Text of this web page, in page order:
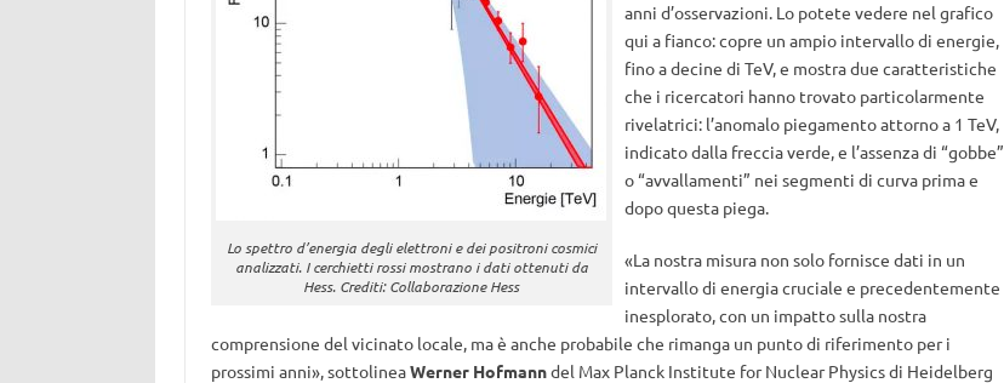
Lo spettro d’energia degli elettroni e dei positroni cosmici
analizzati. I cerchietti rossi mostrano i dati ottenuti da
Hess. Crediti: Collaborazione Hess
anni d’osservazioni. Lo potete vedere nel grafico
qui a fianco: copre un ampio intervallo di energie,
fino a decine di TeV, e mostra due caratteristiche
che i ricercatori hanno trovato particolarmente
rivelatrici: l’anomalo piegamento attorno a 1 TeV,
indicato dalla freccia verde, e l’assenza di “gobbe”
o “avvallamenti” nei segmenti di curva prima e
dopo questa piega.
«La nostra misura non solo fornisce dati in un
intervallo di energia cruciale e precedentemente
inesplorato, con un impatto sulla nostra
comprensione del vicinato locale, ma è anche probabile che rimanga un punto di riferimento per i
prossimi anni», sottolineaWerner Hofmanndel Max Planck Institute for Nuclear Physics di Heidelberg